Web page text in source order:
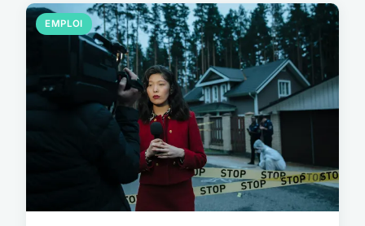
EMPLOI